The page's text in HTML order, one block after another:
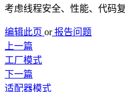
考虑线程安全、性能、代码
编辑此页 or报告问题
上一篇
工厂模式
下一篇
适配器模式